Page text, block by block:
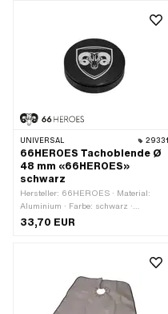
UNIVERSAL 29331
66HEROES Tachoblende Ø
48 mm «66HEROES»
schwarz
Hersteller: 66HEROES · Material:
Aluminium · Farbe: schwarz ·
Oberfläche: eloxiert · Ø
Befestigungsloch: 48 mm
33,70 EUR